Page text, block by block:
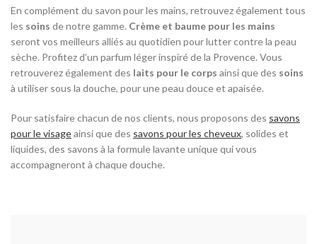
En complément du savon pour les mains, retrouvez également tous
les soins de notre gamme. Crème et baume pour les mains
seront vos meilleurs alliés au quotidien pour lutter contre la peau
sèche. Profitez d’un parfum léger inspiré de la Provence. Vous
retrouverez également des laits pour le corps ainsi que des soins
à utiliser sous la douche, pour une peau douce et apaisée.
Pour satisfaire chacun de nos clients, nous proposons des savons
pour le visageainsi que des savons pour les cheveux, solides et
liquides, des savons à la formule lavante unique qui vous
accompagneront à chaque douche.